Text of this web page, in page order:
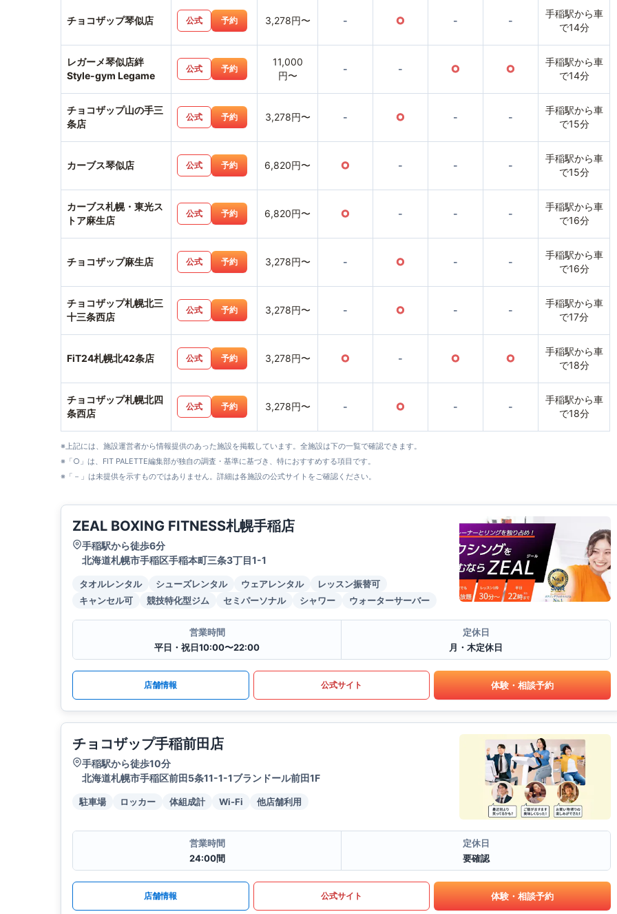
チョコザップ琴似店 公式 予約 3,278円〜 - ○ - -
手稲駅から車
で14分
レガーメ琴似店絆
Style-gym Legame
公式 予約
11,000
円〜
- - ○ ○
手稲駅から車
で14分
チョコザップ山の手三
条店
公式 予約 3,278円〜 - ○ - -
手稲駅から車
で15分
カーブス琴似店 公式 予約 6,820円〜 ○ - - -
手稲駅から車
で15分
カーブス札幌・東光ス
トア麻生店
公式 予約 6,820円〜 ○ - - -
手稲駅から車
で16分
チョコザップ麻生店 公式 予約 3,278円〜 - ○ - -
手稲駅から車
で16分
チョコザップ札幌北三
十三条西店
公式 予約 3,278円〜 - ○ - -
手稲駅から車
で17分
FiT24札幌北42条店 公式 予約 3,278円〜 ○ - ○ ○
手稲駅から車
で18分
チョコザップ札幌北四
条西店
公式 予約 3,278円〜 - ○ - -
手稲駅から車
で18分
※上記には、施設運営者から情報提供のあった施設を掲載しています。全施設は下の一覧で確認できます。
※「○」は、FIT PALETTE編集部が独自の調査・基準に基づき、特におすすめする項目です。
※「－」は未提供を示すものではありません。詳細は各施設の公式サイトをご確認ください。
ZEAL BOXING FITNESS札幌手稲店
手稲駅から徒歩6分
北海道札幌市手稲区手稲本町三条3丁目1-1
タオルレンタル シューズレンタル ウェアレンタル
レッスン振替可
キャンセル可
競技特化型ジム セミパーソナル シャワー ウォーターサーバー
営業時間
平日・祝日10:00〜22:00
定休日
月・木定休日
店舗情報 公式サイト 体験・相談予約
チョコザップ手稲前田店
手稲駅から徒歩10分
北海道札幌市手稲区前田5条11-1-1ブランドール前田1F
駐車場 ロッカー 体組成計 Wi-Fi 他店舗利用
営業時間
24:00間
定休日
要確認
店舗情報 公式サイト 体験・相談予約